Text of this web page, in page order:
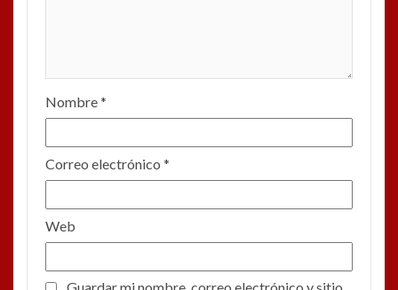
Nombre*
Correo electrónico *
Web
Guardar mi nombre, correo electrónico y sitio